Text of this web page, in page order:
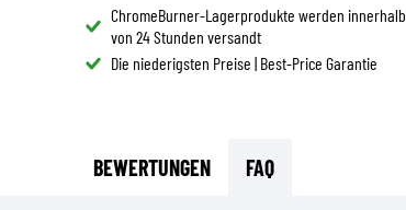
SCHUHWAREN
HOODIES
JACKEN
HEMDEN
ChromeBurner-Lagerprodukte werden innerhalb
von 24 Stunden versandt
Die niederigsten Preise | Best-Price Garantie
BEWERTUNGEN FAQ